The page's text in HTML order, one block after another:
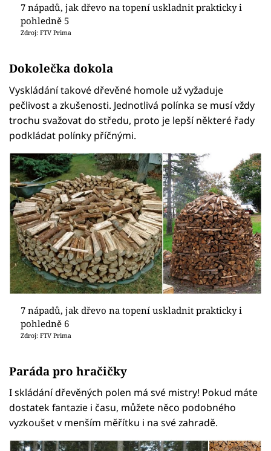
7 nápadů, jak dřevo na topení uskladnit prakticky i
pohledně 5
Zdroj: FTV Prima
Dokolečka dokola
Vyskládání takové dřevěné homole už vyžaduje
pečlivost a zkušenosti. Jednotlivá polínka se musí vždy
trochu svažovat do středu, proto je lepší některé řady
podkládat polínky příčnými.
7 nápadů, jak dřevo na topení uskladnit prakticky i
pohledně 6
Zdroj: FTV Prima
Paráda pro hračičky
I skládání dřevěných polen má své mistry! Pokud máte
dostatek fantazie i času, můžete něco podobného
vyzkoušet v menším měřítku i na své zahradě.